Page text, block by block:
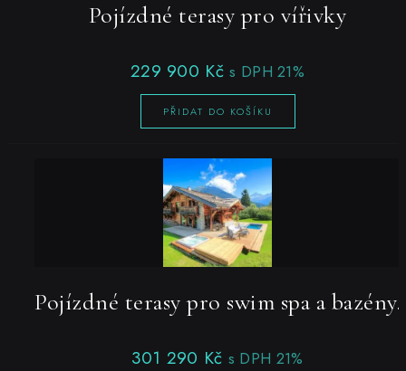
Pojízdné terasy pro vířivky
229 900 Kč s DPH 21%
PŘIDAT DO KOŠÍKU
Pojízdné terasy pro swim spa a bazény.
301 290 Kč s DPH 21%